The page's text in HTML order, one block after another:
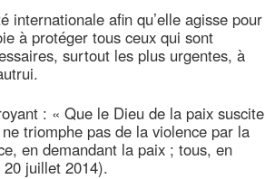
internationale afin qu’elle agisse pour
à protéger tous ceux qui sont
surtout les plus urgentes, à
: « Que le Dieu de la paix suscite
triomphe pas de la violence par la
en demandant la paix ; tous, en
juillet 2014).